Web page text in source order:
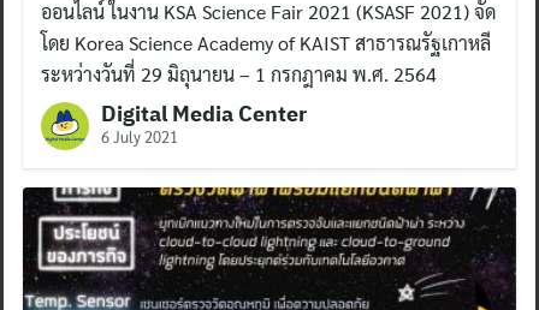
ออนไลน์ ในงาน KSA Science Fair 2021 (KSASF 2021) จัด
โดย Korea Science Academy of KAIST สาธารณรัฐเกาหลี
ระหว่างวันที่ 29 มิถุนายน – 1 กรกฎาคม พ.ศ. 2564
Digital Media Center
6 July 2021